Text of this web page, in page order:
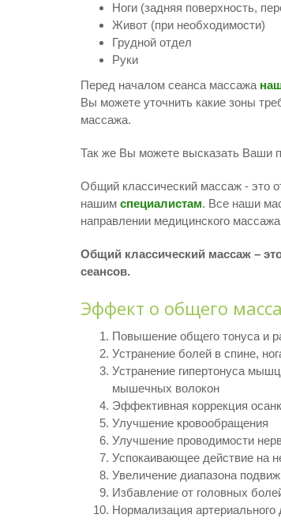
Ноги (задняя поверхность,
Живот (при необходимости)
Грудной отдел
Руки
Перед началом сеанса массажа
Вы можете уточнить какие зоны
массажа.
Так же Вы можете высказать Ваши
Общий классический массаж - это
нашим специалистам. Все наши
направлении медицинского
Общий классический массаж –
сеансов.
Эффект о общего
Повышение общего тонуса и
Устранение болей в спине,
Устранение гипертонуса
мышечных волокон
Эффективная коррекция
Улучшение кровообращения
Улучшение проводимости
Успокаивающее действие на
Увеличение диапазона
Избавление от головных
Нормализация артериального